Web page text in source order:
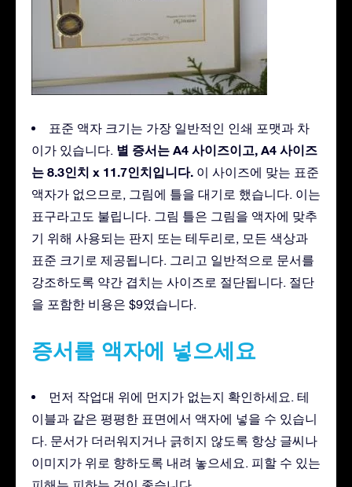
표준 액자 크기는 가장 일반적인 인쇄 포맷과 차
이가 있습니다. 별 증서는 A4 사이즈이고, A4 사이즈
는 8.3인치 x 11.7인치입니다. 이 사이즈에 맞는 표준
액자가 없으므로, 그림에 틀을 대기로 했습니다. 이는
표구라고도 불립니다. 그림 틀은 그림을 액자에 맞추
기 위해 사용되는 판지 또는 테두리로, 모든 색상과
표준 크기로 제공됩니다. 그리고 일반적으로 문서를
강조하도록 약간 겹치는 사이즈로 절단됩니다. 절단
을 포함한 비용은 $9였습니다.
증서를 액자에 넣으세요
먼저 작업대 위에 먼지가 없는지 확인하세요. 테
이블과 같은 평평한 표면에서 액자에 넣을 수 있습니
다. 문서가 더러워지거나 긁히지 않도록 항상 글씨나
이미지가 위로 향하도록 내려 놓으세요. 피할 수 있는